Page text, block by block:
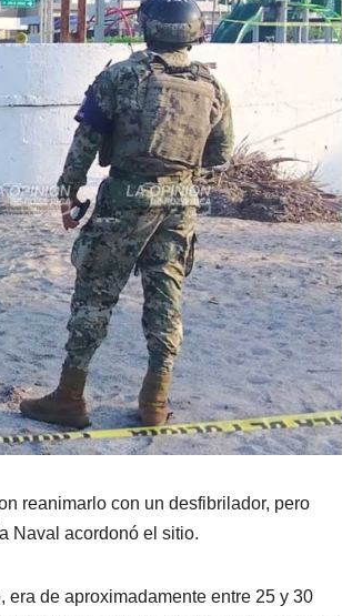
reanimarlo con un desfibrilador, pero
Naval acordonó el sitio.
de aproximadamente entre 25 y 30